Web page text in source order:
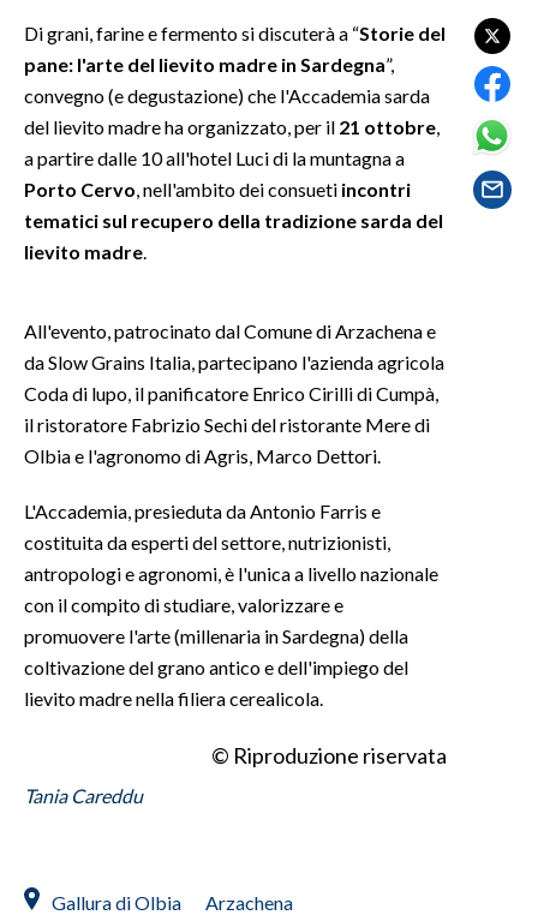
SPETTACOLI
SALUTE
SARDEGNA TURISMO
NOTIZIE
EVENTI
#CARAUNIONE
INSULARITÀ
ABBONATI
ANNUNCI
NECROLOGI
Di grani, farine e fermento si discuterà a “Storie del
pane: l'arte del lievito madre in Sardegna”,
convegno (e degustazione) che l'Accademia sarda
del lievito madre ha organizzato, per il 21 ottobre
a partire dalle 10 all'hotel Luci di la muntagna a
Porto Cervo , nell'ambito dei consueti incontri
tematici sul recupero della tradizione sarda del
lievito madre
All'evento, patrocinato dal Comune di Arzachena e
da Slow Grains Italia, partecipano l'azienda agricola
Coda di lupo, il panificatore Enrico Cirilli di Cumpà,
il ristoratore Fabrizio Sechi del ristorante Mere di
Olbia e l'agronomo di Agris, Marco Dettori.
L'Accademia, presieduta da Antonio Farris e
costituita da esperti del settore, nutrizionisti,
antropologi e agronomi, è l'unica a livello nazionale
con il compito di studiare, valorizzare e
promuovere l'arte (millenaria in Sardegna) della
coltivazione del grano antico e dell'impiego del
lievito madre nella filiera cerealicola.
© Riproduzione riservata
Tania Careddu
Gallura di Olbia Arzachena